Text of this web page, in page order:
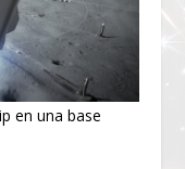
en una base